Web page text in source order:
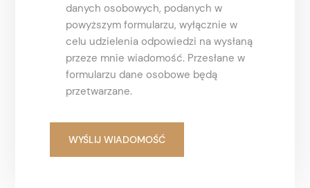
danych osobowych, podanych w
powyższym formularzu, wyłącznie w
celu udzielenia odpowiedzi na wysłaną
przeze mnie wiadomość. Przesłane w
formularzu dane osobowe będą
przetwarzane.